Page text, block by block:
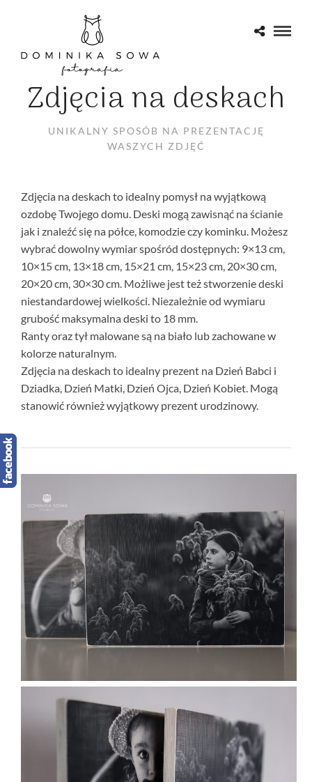
Zdjęcia na deskach
UNIKALNY SPOSÓB NA PREZENTACJĘ
WASZYCH ZDJĘĆ
Zdjęcia na deskach to idealny pomysł na wyjątkową
ozdobę Twojego domu. Deski mogą zawisnąć na ścianie
jak i znaleźć się na półce, komodzie czy kominku. Możesz
wybrać dowolny wymiar spośród dostępnych: 9×13 cm,
10×15 cm, 13×18 cm, 15×21 cm, 15×23 cm, 20×30 cm,
20×20 cm, 30×30 cm. Możliwe jest też stworzenie deski
niestandardowej wielkości. Niezależnie od wymiaru
grubość maksymalna deski to 18 mm.
Ranty oraz tył malowane są na biało lub zachowane w
kolorze naturalnym.
Zdjęcia na deskach to idealny prezent na Dzień Babci i
Dziadka, Dzień Matki, Dzień Ojca, Dzień Kobiet. Mogą
stanowić również wyjątkowy prezent urodzinowy.